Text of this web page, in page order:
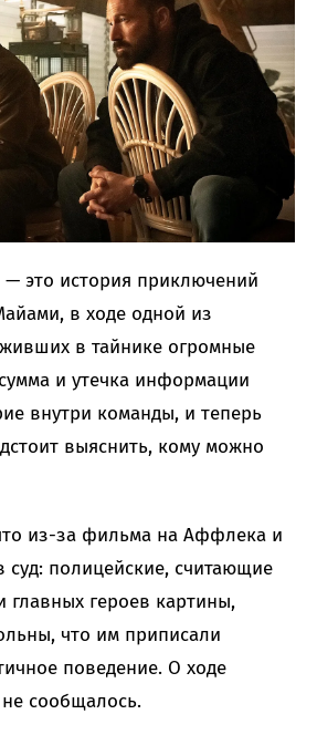
это история приключений
в ходе одной из
в тайнике огромные
и утечка информации
внутри команды, и теперь
выяснить, кому можно
из-за фильма на Аффлека и
суд: полицейские, считающие
главных героев картины,
что им приписали
поведение. О ходе
сообщалось.